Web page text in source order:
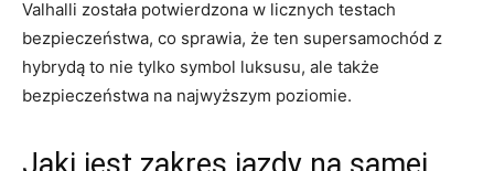
Valhalli⁤ została potwierdzona w licznych testach
bezpieczeństwa, co sprawia, że ten supersamochód z
hybrydą to nie tylko symbol luksusu, ale także
bezpieczeństwa na najwyższym poziomie.